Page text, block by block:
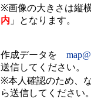
※画像の大きさは縦
内 」となります。
作成データを
送信してください。
※本人確認のため、
ら送信してください。